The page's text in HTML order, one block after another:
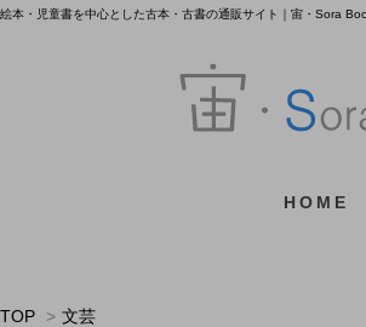
絵本・児童書を中心とした古本・古書の通販サイト｜宙・Sora
HOME
TOP > 文芸